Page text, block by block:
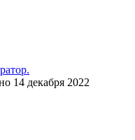
14 декабря 2022